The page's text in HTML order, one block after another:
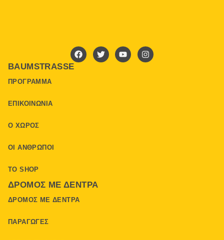
BAUMSTRASSE
ΠΡΌΓΡΑΜΜΑ
ΕΠΙΚΟΙΝΩΝΊΑ
Ο ΧΏΡΟΣ
ΟΙ ΆΝΘΡΩΠΟΙ
ΤΟ SHOP
ΔΡΌΜΟΣ ΜΕ ΔΈΝΤΡΑ
ΔΡΌΜΟΣ ΜΕ ΔΈΝΤΡΑ
ΠΑΡΑΓΩΓΈΣ